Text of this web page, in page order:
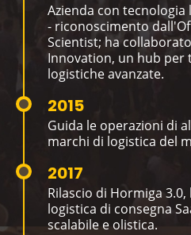
Azienda con
- riconoscimento
Scientist; ha
Innovation, un hub per
logistiche avanzate.
2015
Guida le operazioni di
marchi di logistica del
2017
Rilascio di Hormiga
logistica di consegna
scalabile e olistica.